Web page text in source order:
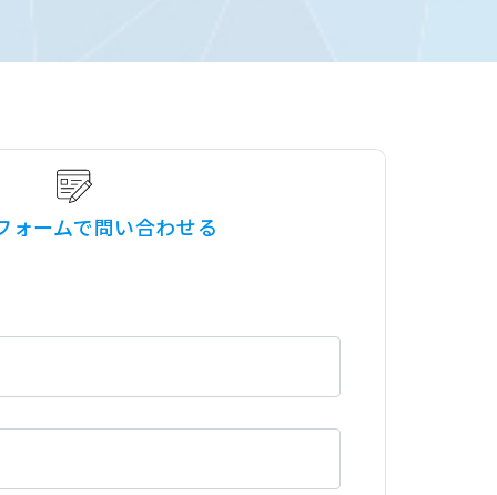
ォームで問い合わせる